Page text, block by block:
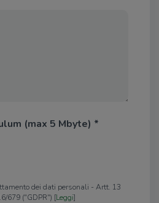
(max 5 Mbyte) *
dei dati personali - Artt. 13
679 ("GDPR") [Leggi]